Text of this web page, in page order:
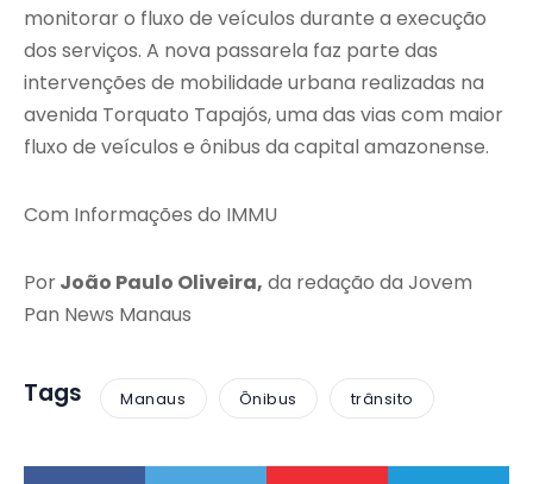
monitorar o fluxo de veículos durante a execução
dos serviços. A nova passarela faz parte das
intervenções de mobilidade urbana realizadas na
avenida Torquato Tapajós, uma das vias com maior
fluxo de veículos e ônibus da capital amazonense.
Com Informações do IMMU
PorJoão Paulo Oliveira, da redação da Jovem
Pan News Manaus
Tags Manaus Ônibus trânsito